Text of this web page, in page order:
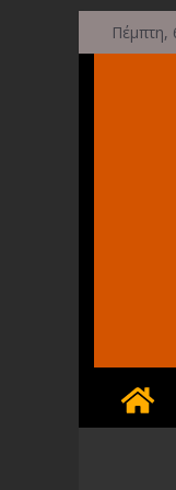
Μετάβαση
σε
Πέμπτη,